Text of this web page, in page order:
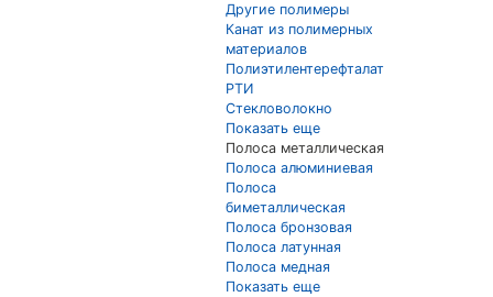
Другие полимеры
Канат из полимерных
материалов
Полиэтилентерефталат
РТИ
Стекловолокно
Показать еще
Полоса металлическая
Полоса алюминиевая
Полоса
биметаллическая
Полоса бронзовая
Полоса латунная
Полоса медная
Показать еще